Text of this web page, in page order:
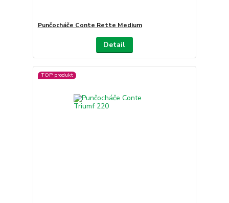
Punčocháče Conte Rette Medium
Detail
TOP produkt